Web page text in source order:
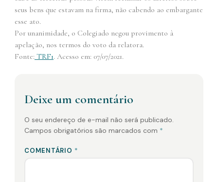
seus bens que estavam na firma, não cabendo ao embargante
esse ato.
Por unanimidade, o Colegiado negou provimento à
apelação, nos termos do voto da relatora.
Fonte: TRF1. Acesso em: 07/07/2021.
Deixe um comentário
O seu endereço de e-mail não será publicado.
Campos obrigatórios são marcados com *
COMENTÁRIO *